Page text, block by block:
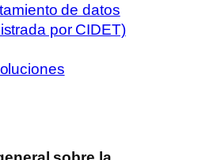
de datos
por CIDET)